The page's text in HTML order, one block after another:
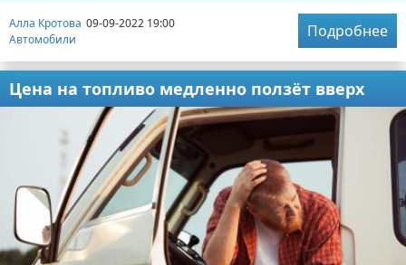
Алла Кротова 09-09-2022 19:00
Автомобили
Подробнее
Цена на топливо медленно ползёт вверх